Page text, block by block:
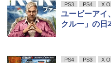
PS3 PS4 X
ユービーアイ
クルー」の日
PS4 PS3 X